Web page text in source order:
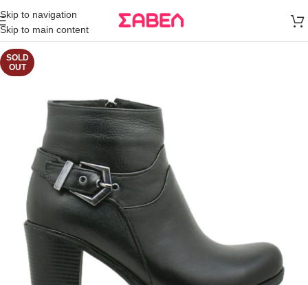
Skip to navigation
Skip to main content
άνω των 80€
Παραγγελία
SOLD
OUT